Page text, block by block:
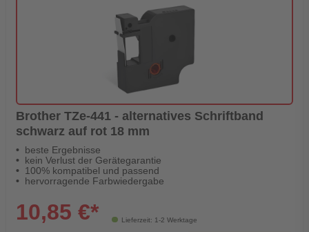
Brother TZe-441 - alternatives Schriftband
schwarz auf rot 18 mm
beste Ergebnisse
kein Verlust der Gerätegarantie
100% kompatibel und passend
hervorragende Farbwiedergabe
Lieferzeit: 1-2 Werktage
10,85 €*